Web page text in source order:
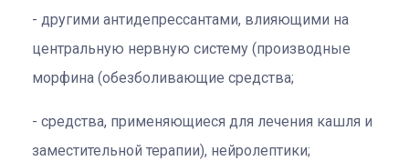
другими антидепрессантами, влияющими на
центральную нервную систему (производные
морфина (обезболивающие средства;
средства, применяющиеся для лечения кашля и
заместительной терапии), нейролептики;